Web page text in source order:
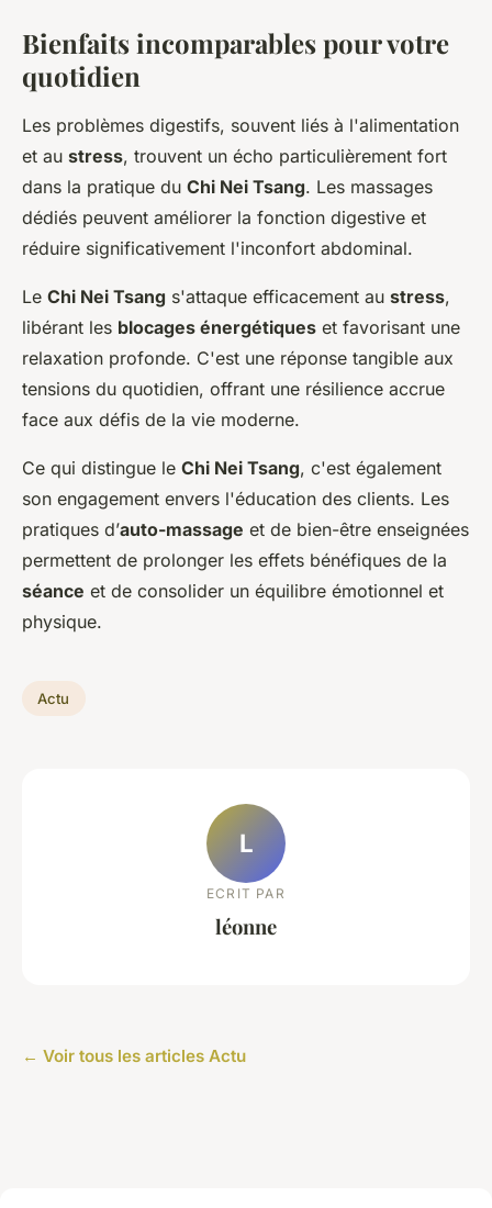
Bienfaits incomparables pour votre
quotidien
Les problèmes digestifs, souvent liés à l'alimentation
et au stress, trouvent un écho particulièrement fort
dans la pratique du Chi Nei Tsang. Les massages
dédiés peuvent améliorer la fonction digestive et
réduire significativement l'inconfort abdominal.
Le Chi Nei Tsang s'attaque efficacement au stress,
libérant les blocages énergétiques et favorisant une
relaxation profonde. C'est une réponse tangible aux
tensions du quotidien, offrant une résilience accrue
face aux défis de la vie moderne.
Ce qui distingue le Chi Nei Tsang, c'est également
son engagement envers l'éducation des clients. Les
pratiques d’auto-massage et de bien-être enseignées
permettent de prolonger les effets bénéfiques de la
séance et de consolider un équilibre émotionnel et
physique.
Actu
L
ECRIT PAR
léonne
← Voir tous les articles Actu